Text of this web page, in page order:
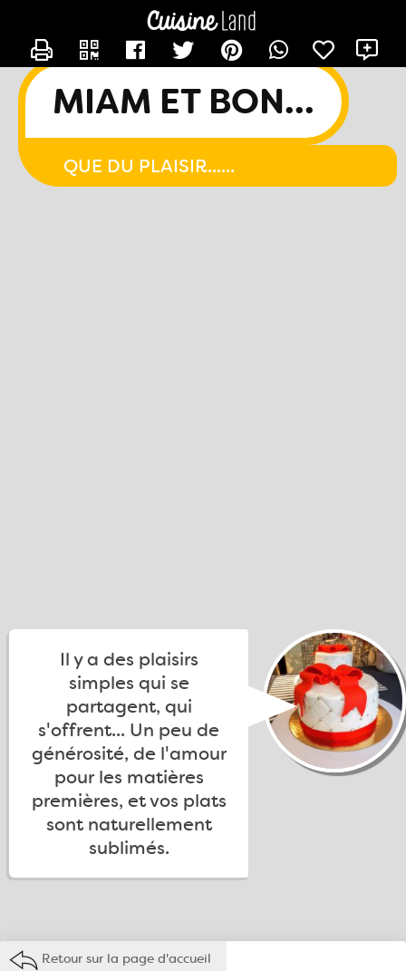
MIAM ET BON...
QUE DU PLAISIR......
Il y a des plaisirs
simples qui se
partagent, qui
s'offrent... Un peu de
générosité, de l'amour
pour les matières
premières, et vos plats
sont naturellement
sublimés.
Retour sur la page d'accueil
CONTACTER CHACHA44